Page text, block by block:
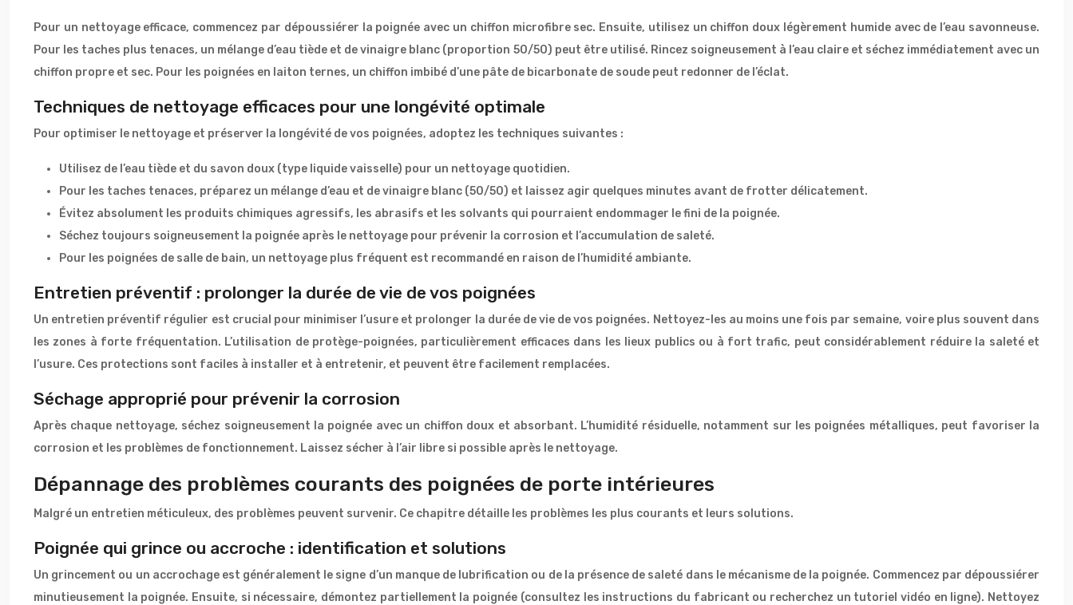
Pour un nettoyage efficace, commencez par dépoussiérer la poignée avec un chiffon microfibre sec. Ensuite, utilisez un chiffon doux légèrement humide avec de l’eau savonneuse.
Pour les taches plus tenaces, un mélange d’eau tiède et de vinaigre blanc (proportion 50/50) peut être utilisé. Rincez soigneusement à l’eau claire et séchez immédiatement avec un
chiffon propre et sec. Pour les poignées en laiton ternes, un chiffon imbibé d’une pâte de bicarbonate de soude peut redonner de l’éclat.
Techniques de nettoyage efficaces pour une longévité optimale
Pour optimiser le nettoyage et préserver la longévité de vos poignées, adoptez les techniques suivantes :
Utilisez de l’eau tiède et du savon doux (type liquide vaisselle) pour un nettoyage quotidien.
Pour les taches tenaces, préparez un mélange d’eau et de vinaigre blanc (50/50) et laissez agir quelques minutes avant de frotter délicatement.
Évitez absolument les produits chimiques agressifs, les abrasifs et les solvants qui pourraient endommager le fini de la poignée.
Séchez toujours soigneusement la poignée après le nettoyage pour prévenir la corrosion et l’accumulation de saleté.
Pour les poignées de salle de bain, un nettoyage plus fréquent est recommandé en raison de l’humidité ambiante.
Entretien préventif : prolonger la durée de vie de vos poignées
Un entretien préventif régulier est crucial pour minimiser l’usure et prolonger la durée de vie de vos poignées. Nettoyez-les au moins une fois par semaine, voire plus souvent dans
les zones à forte fréquentation. L’utilisation de protège-poignées, particulièrement efficaces dans les lieux publics ou à fort trafic, peut considérablement réduire la saleté et
l’usure. Ces protections sont faciles à installer et à entretenir, et peuvent être facilement remplacées.
Séchage approprié pour prévenir la corrosion
Après chaque nettoyage, séchez soigneusement la poignée avec un chiffon doux et absorbant. L’humidité résiduelle, notamment sur les poignées métalliques, peut favoriser la
corrosion et les problèmes de fonctionnement. Laissez sécher à l’air libre si possible après le nettoyage.
Dépannage des problèmes courants des poignées de porte intérieures
Malgré un entretien méticuleux, des problèmes peuvent survenir. Ce chapitre détaille les problèmes les plus courants et leurs solutions.
Poignée qui grince ou accroche : identification et solutions
Un grincement ou un accrochage est généralement le signe d’un manque de lubrification ou de la présence de saleté dans le mécanisme de la poignée. Commencez par dépoussiérer
minutieusement la poignée. Ensuite, si nécessaire, démontez partiellement la poignée (consultez les instructions du fabricant ou recherchez un tutoriel vidéo en ligne). Nettoyez